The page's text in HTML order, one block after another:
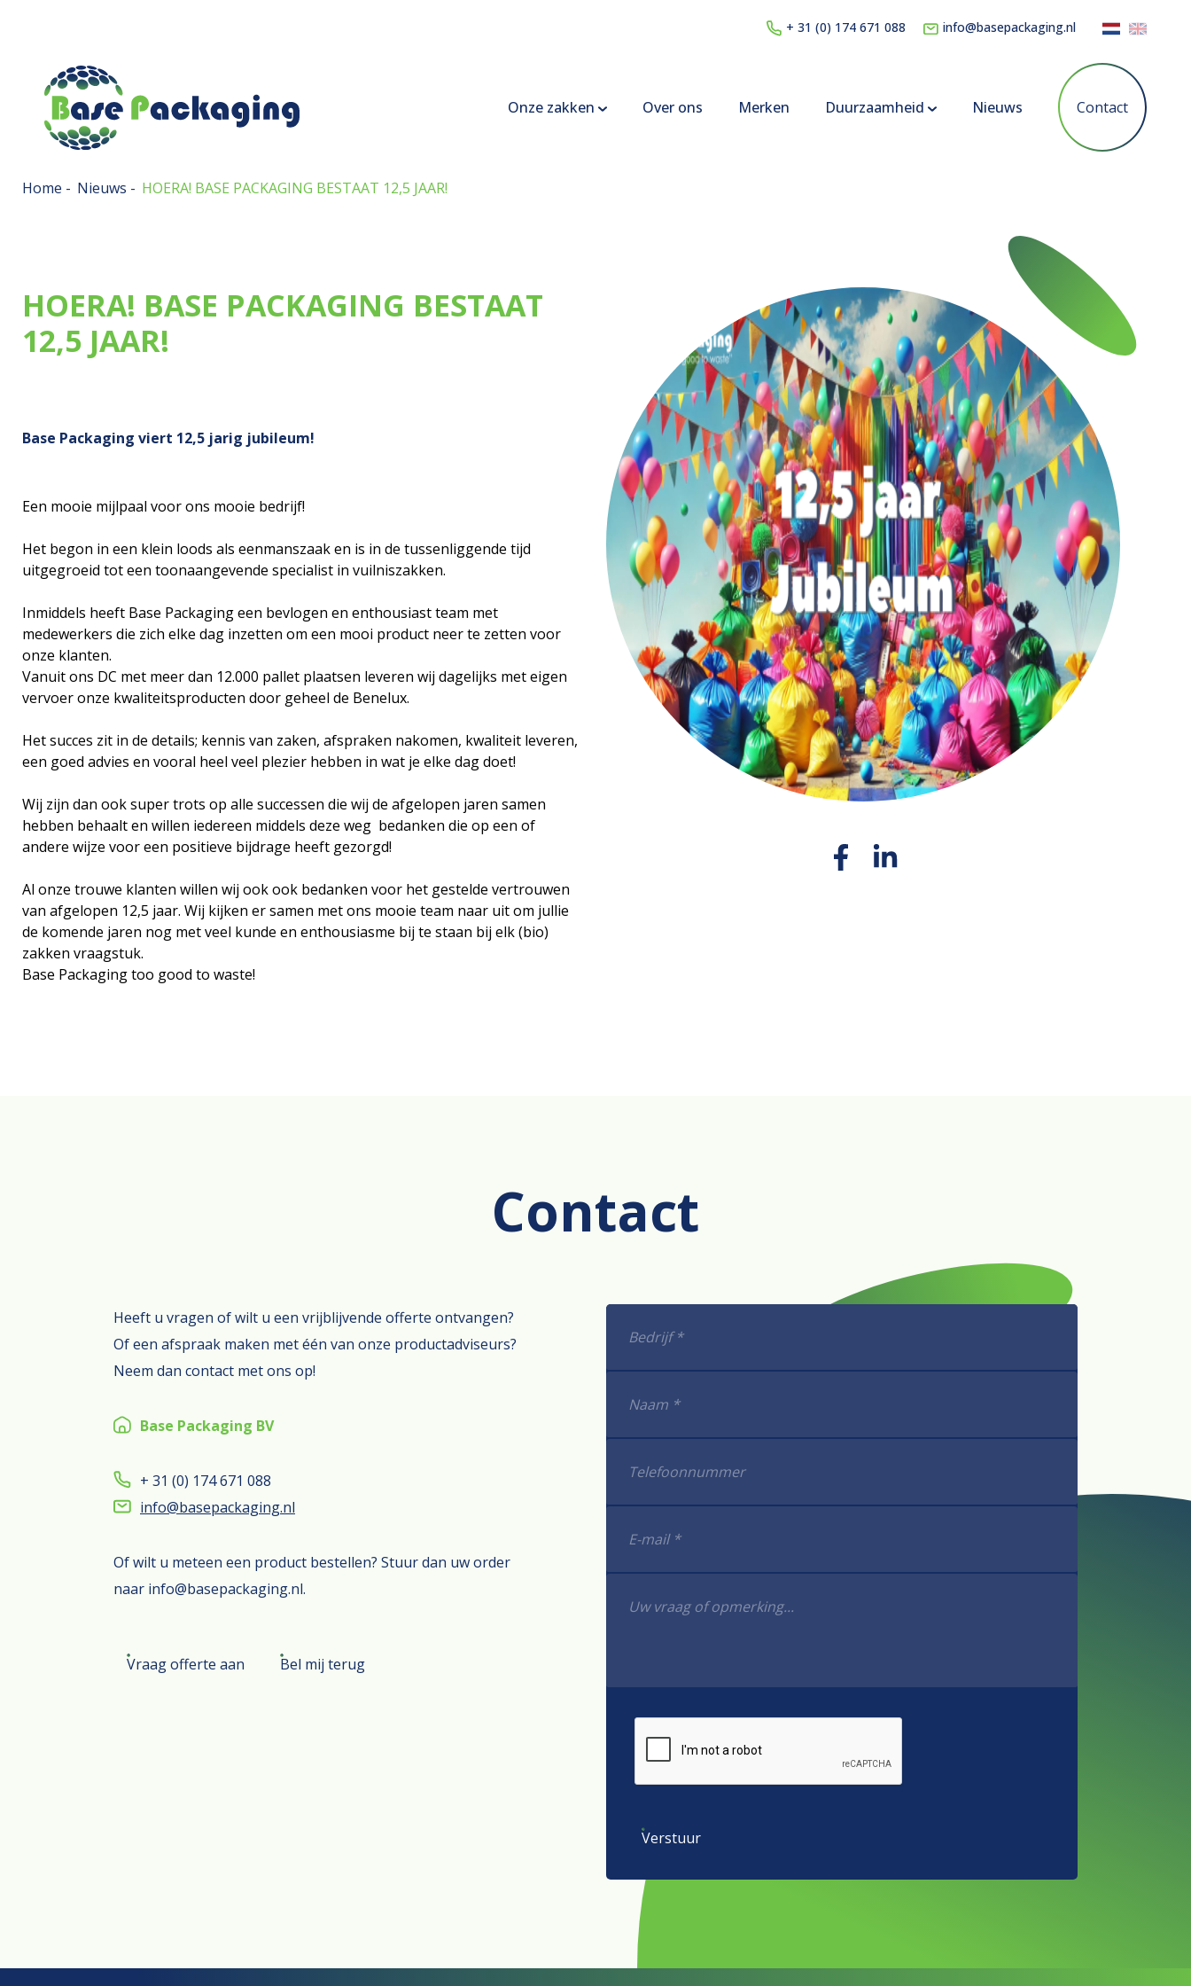
+ 31 (0) 174 671 088 info@basepackaging.nl
Onze zakken Over ons Merken Duurzaamheid Nieuws Contact
Onze zakken
Home - Nieuws - HOERA! BASE PACKAGING BESTAAT 12,5 JAAR!
HOERA! BASE PACKAGING BESTAAT
12,5 JAAR!
Base Packaging viert 12,5 jarig jubileum!
Een mooie mijlpaal voor ons mooie bedrijf!
Het begon in een klein loods als eenmanszaak en is in de tussenliggende tijd
uitgegroeid tot een toonaangevende specialist in vuilniszakken.
Inmiddels heeft Base Packaging een bevlogen en enthousiast team met
medewerkers die zich elke dag inzetten om een mooi product neer te zetten voor
onze klanten.
Vanuit ons DC met meer dan 12.000 pallet plaatsen leveren wij dagelijks met eigen
vervoer onze kwaliteitsproducten door geheel de Benelux.
Het succes zit in de details; kennis van zaken, afspraken nakomen, kwaliteit leveren,
een goed advies en vooral heel veel plezier hebben in wat je elke dag doet!
Wij zijn dan ook super trots op alle successen die wij de afgelopen jaren samen
hebben behaalt en willen iedereen middels deze weg bedanken die op een of
andere wijze voor een positieve bijdrage heeft gezorgd!
Al onze trouwe klanten willen wij ook ook bedanken voor het gestelde vertrouwen
van afgelopen 12,5 jaar. Wij kijken er samen met ons mooie team naar uit om jullie
de komende jaren nog met veel kunde en enthousiasme bij te staan bij elk (bio)
zakken vraagstuk.
Base Packaging too good to waste!
Contact
Heeft u vragen of wilt u een vrijblijvende offerte ontvangen?
Of een afspraak maken met één van onze productadviseurs?
Neem dan contact met ons op!
Base Packaging BV
+ 31 (0) 174 671 088
info@basepackaging.nl
Of wilt u meteen een product bestellen? Stuur dan uw order
naar info@basepackaging.nl.
Vraag offerte aan Bel mij terug
Verstuur